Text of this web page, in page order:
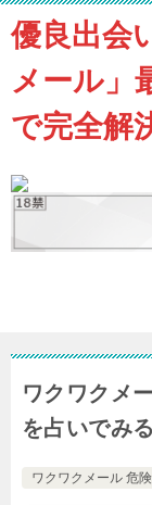
優良出会
メール」
で完全解
ワクワクメ
を占いでみ
ワクワクメール 危